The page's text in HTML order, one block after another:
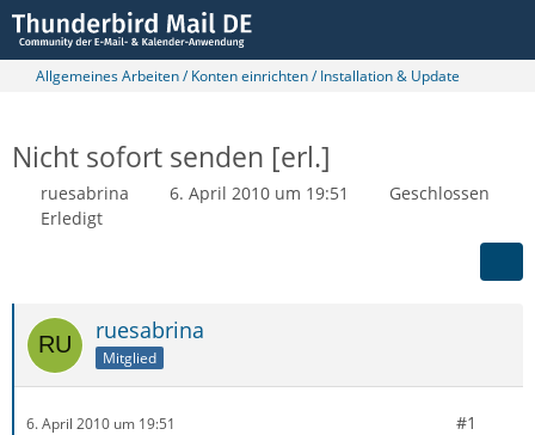
Allgemeines Arbeiten / Konten einrichten / Installation & Update
Nicht sofort senden [erl.]
ruesabrina 6. April 2010 um 19:51
Geschlossen
Erledigt
ruesabrina
Mitglied
6. April 2010 um 19:51 #1